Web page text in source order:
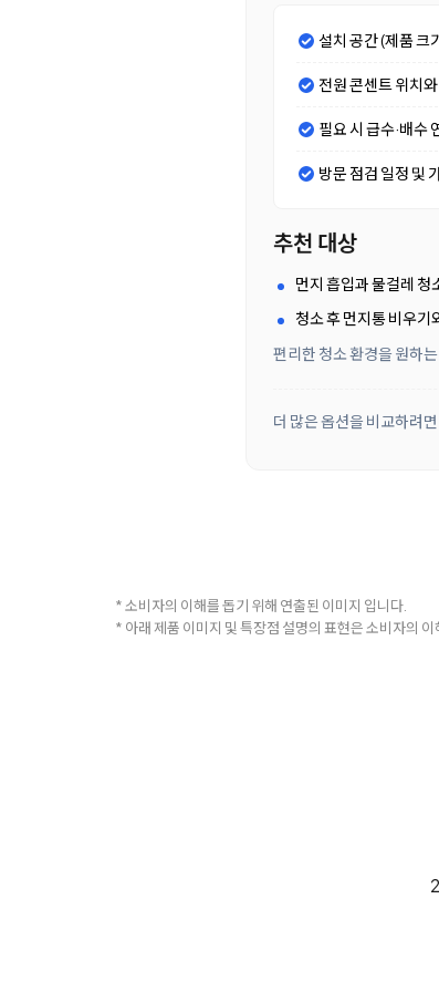
설치 공간 (제품 크
전원 콘센트 위치
필요 시 급수·배수
방문 점검 일정 및
추천 대상
먼지 흡입과 물걸레 청
청소 후 먼지통 비우기
편리한 청소 환경을 원하
더 많은 옵션을 비교하려면
* 소비자의 이해를 돕기 위해 연출된 이미지 입니다.
* 아래 제품 이미지 및 특장점 설명의 표현은 소비자의